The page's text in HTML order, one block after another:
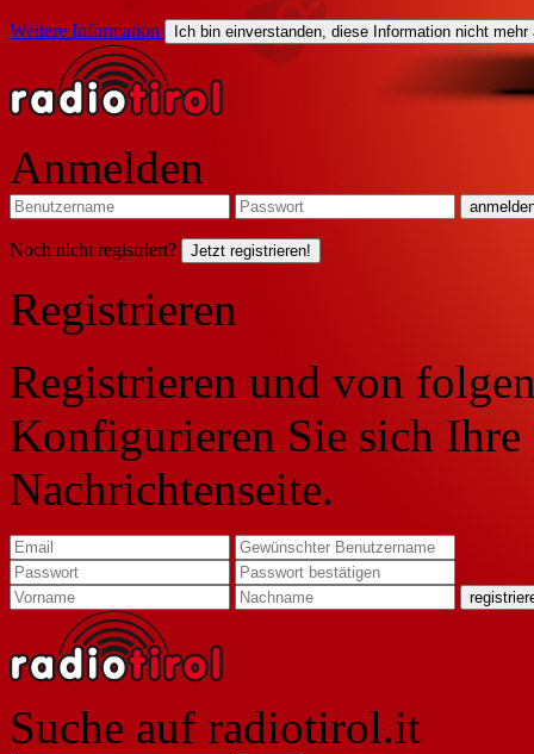
Weitere Information Ich bin einverstanden, diese Information nicht mehr
Anmelden
Noch nicht registriert? Jetzt registrieren!
Registrieren
Registrieren und von
Konfigurieren Sie sich
Nachrichtenseite.
Suche auf radiotirol.it